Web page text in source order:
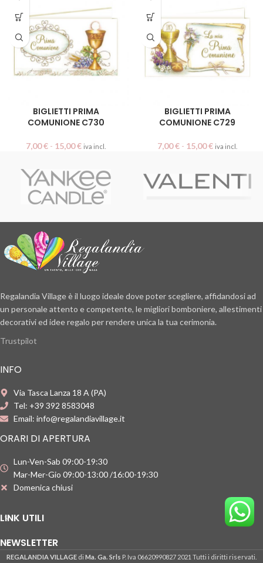
BIGLIETTI PRIMA
COMUNIONE C730
7,00€ - 15,00€ iva incl.
BIGLIETTI PRIMA
COMUNIONE C729
7,00€ - 15,00€ iva incl.
Regalandia Village è il luogo ideale dove poter scegliere, affidandosi ad
un personale attento e competente, le migliori bomboniere, allestimenti
decorativi ed idee regalo per rendere unica la tua cerimonia.
Trustpilot
INFO
Via Tasca Lanza 18 A (PA)
Tel: +39 392 8583048
Email: info@regalandiavillage.it
ORARI DI APERTURA
Lun-Ven-Sab 09:00-19:30
Mar-Mer-Gio 09:00-13:00 /16:00-19:30
Domenica chiusi
LINK UTILI
NEWSLETTER
REGALANDIA VILLAGE di Ma. Ga. Srls P. Iva 06620990827 2021 Tutti i diritti riservati.